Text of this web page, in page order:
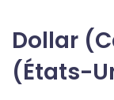
Dollar
(États-